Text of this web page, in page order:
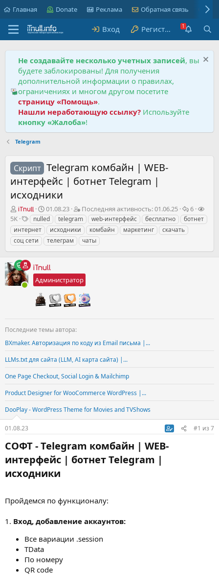
Главная Donate Реклама Обратная связь
Вход Регистрация
Не создавайте несколько учетных записей, вы
будете заблокированы! Для получения
дополнительной информации о правилах,
ограничениях и многом другом посетите
страницу «Помощь».
Нашли неработающую ссылку? Используйте
кнопку «Жалоба»!
Telegram
Скрипт Telegram комбайн | WEB-
интерфейс | ботнет Telegram |
исходники
А
в
т
о
р
т
е
м
ы
iTnull
Д
а
т
а
н
а
а
л
а
01.08.23
П
о
с
л
е
д
я
а
к
т
о
т
Последняя активность:01.06.25
О
т
в
ы
6
П
р
о
о
5K
Т
е
г
и
nulled telegram web-интерфейс бесплатно
ботнет
интернет
исходники комбайн маркетинг
скачать
соц сети
телеграм чаты
iTnull
Администратор
Последние темы автора:
BXmaker. Авторизация по коду из Email письма |...
LLMs.txt для сайта (LLM, AI карта сайта) |...
One Page Checkout, Social Login & Mailchimp
Product Designer for WooCommerce WordPress |...
DooPlay - WordPress Theme for Movies and TVShows
01.08.23 #1 из7
СОФТ - Telegram комбайн | WEB-
интерфейс | ботнет Telegram |
исходники​
Пройдемся по функционалу:
1. Вход, добавление аккаунтов:
Все вариации .session
TData
По номеру
QR code